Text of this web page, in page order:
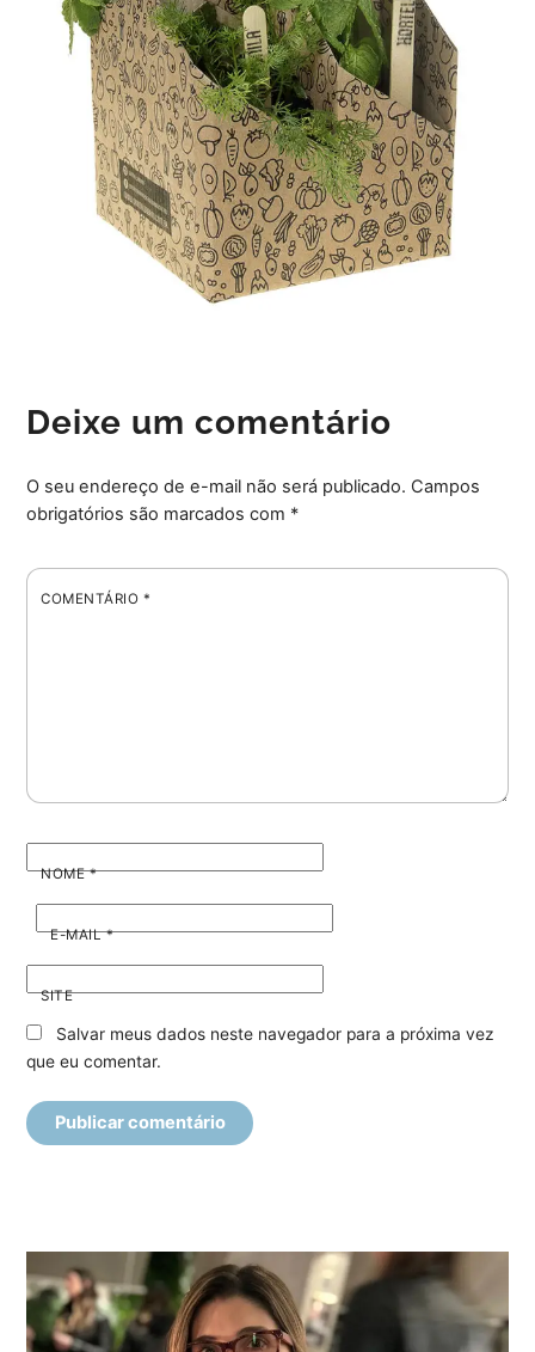
Deixe um comentário
O seu endereço de e-mail não será publicado. Campos
obrigatórios são marcados com *
COMENTÁRIO *
NOME*
E-MAIL*
SITE
Salvar meus dados neste navegador para a próxima vez
que eu comentar.